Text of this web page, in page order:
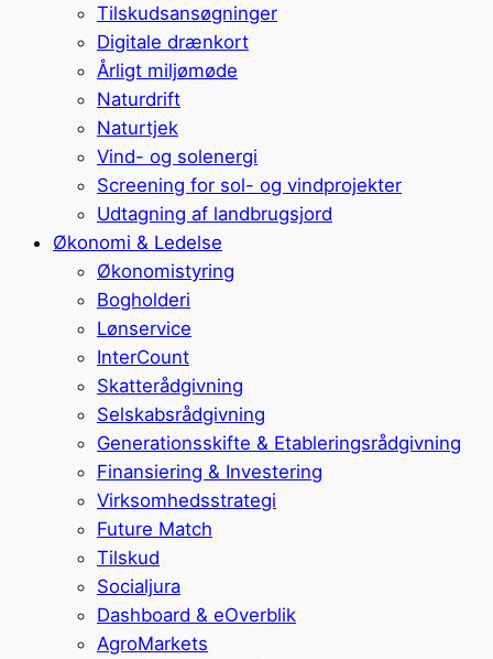
Tilskudsansøgninger
Digitale drænkort
Årligt miljømøde
Naturdrift
Naturtjek
Vind- og solenergi
Screening for sol- og vindprojekter
Udtagning af landbrugsjord
Økonomi & Ledelse
Økonomistyring
Bogholderi
Lønservice
InterCount
Skatterådgivning
Selskabsrådgivning
Generationsskifte & Etableringsrådgivning
Finansiering & Investering
Virksomhedsstrategi
Future Match
Tilskud
Socialjura
Dashboard & eOverblik
AgroMarkets